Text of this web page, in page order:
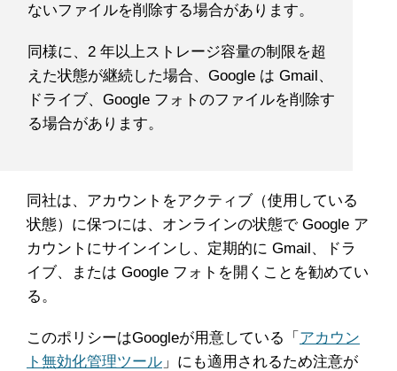
ないファイルを削除する場合があります。
同様に、2 年以上ストレージ容量の制限を超
えた状態が継続した場合、Google は Gmail、
ドライブ、Google フォトのファイルを削除す
る場合があります。
同社は、アカウントをアクティブ（使用している
状態）に保つには、オンラインの状態で Google ア
カウントにサインインし、定期的に Gmail、ドラ
イブ、または Google フォトを開くことを勧めてい
る。
このポリシーはGoogleが用意している「 アカウン
ト無効化管理ツール 」にも適用されるため注意が